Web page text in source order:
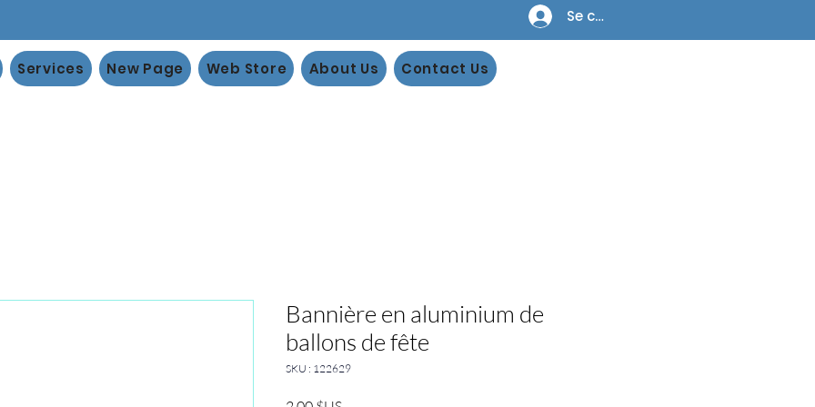
Se connecter
Services New Page Web Store About Us Contact Us
Bannière en aluminium de
ballons de fête
SKU : 122629